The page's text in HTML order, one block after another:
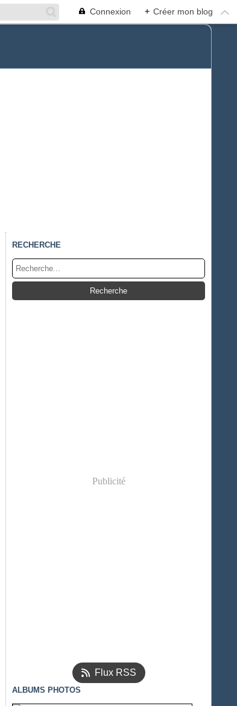
Connexion + Créer mon blog
RECHERCHE
Publicité
Flux RSS
ALBUMS PHOTOS